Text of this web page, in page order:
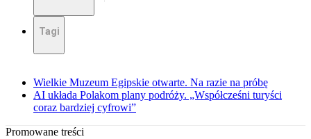
Tagi
Wielkie Muzeum Egipskie otwarte. Na razie na próbę
AI układa Polakom plany podróży. „Współcześni turyści
coraz bardziej cyfrowi”
Promowane treści